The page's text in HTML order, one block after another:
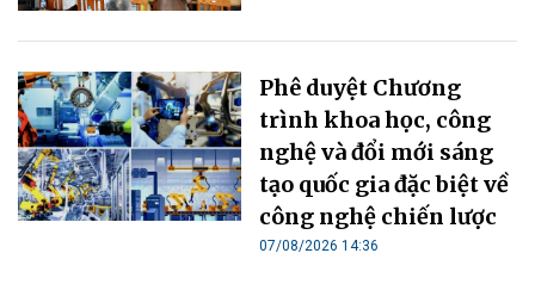
Phê duyệt Chương
trình khoa học, công
nghệ và đổi mới sáng
tạo quốc gia đặc biệt về
công nghệ chiến lược
07/08/2026 14:36